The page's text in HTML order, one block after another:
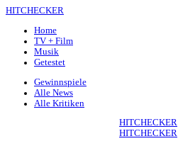
HITCHECKER
Home
TV + Film
Musik
Getestet
Gewinnspiele
Alle News
Alle Kritiken
HITCHECKER
HITCHECKER